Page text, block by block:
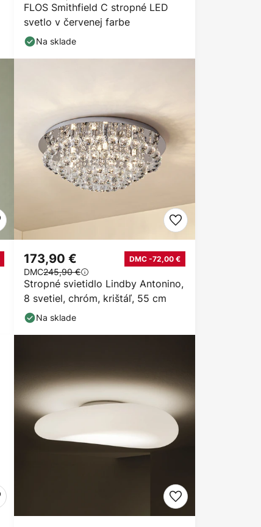
FLOS Smithfield C stropné LED
svetlo v červenej farbe
Na sklade
Stropné svietidlo Lindby Antonino,
8 svetiel, chróm, krištáľ, 55 cm
173,90 € DMC -72,00 €
DMC245,90 €
Na sklade